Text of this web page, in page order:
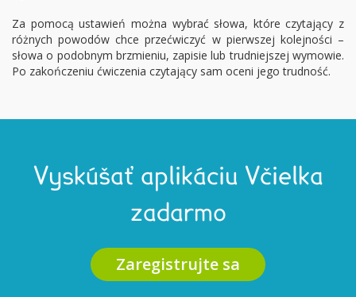
Za pomocą ustawień można wybrać słowa, które czytający z
różnych powodów chce przećwiczyć w pierwszej kolejności –
słowa o podobnym brzmieniu, zapisie lub trudniejszej wymowie.
Po zakończeniu ćwiczenia czytający sam oceni jego trudność.
Vyskúšať aplikáciu Včielka
zadarmo
Zaregistrujte sa